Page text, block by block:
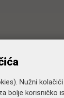
Nužni
bolje korisničko